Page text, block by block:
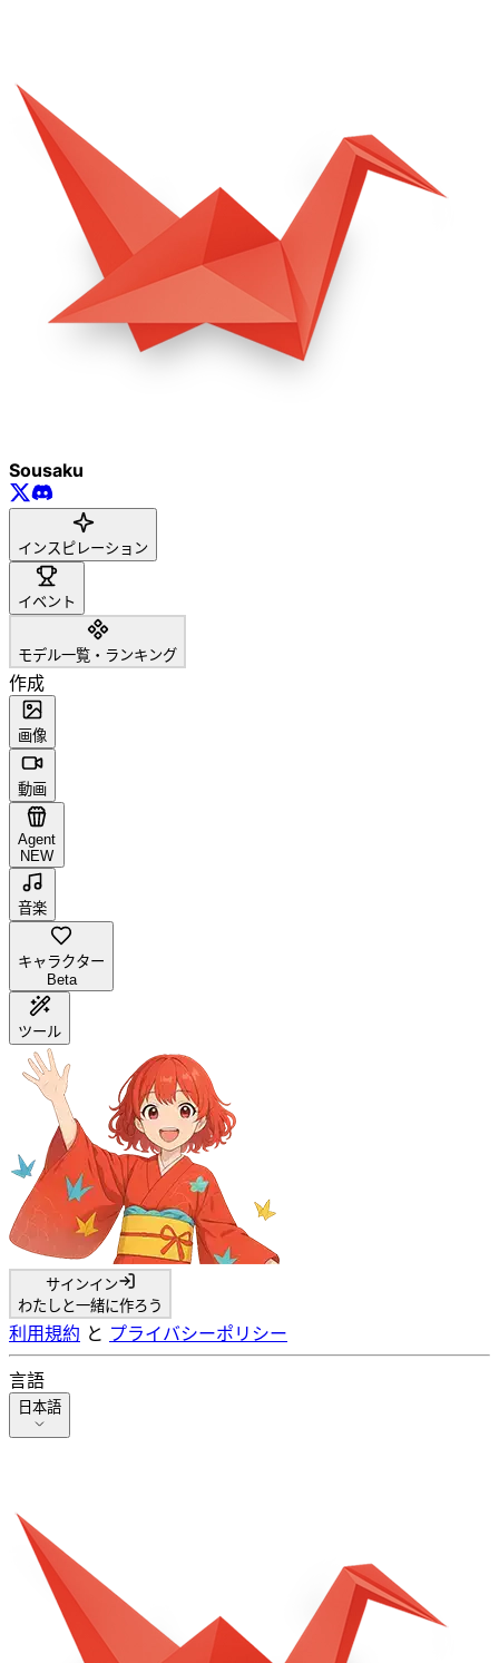
Sousaku
インスピレーション
イベント
モデル一覧・ランキング
作成
画像
動画
Agent
NEW
音楽
キャラクター
Beta
ツール
サインイン
わたしと一緒に作ろう
利用規約 と プライバシーポリシー
言語
日本語